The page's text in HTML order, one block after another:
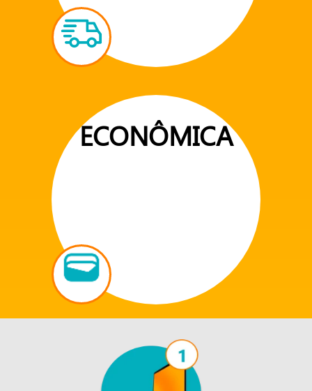
ECONÔMICA